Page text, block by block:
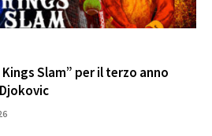
Slam” per il terzo anno